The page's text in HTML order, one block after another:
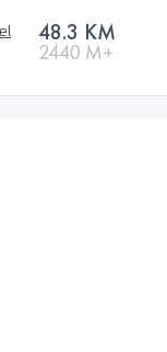
48.3 KM
2440 M+